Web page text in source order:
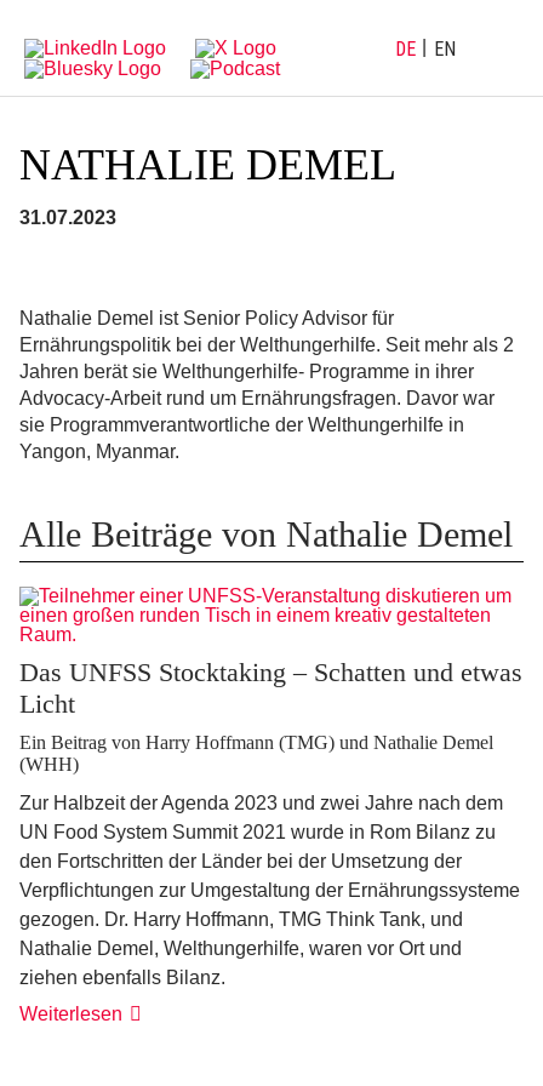
Hauptnavigation
Inhalt
DE EN
NATHALIE DEMEL
31.07.2023
Nathalie Demel ist Senior Policy Advisor für
Ernährungspolitik bei der Welthungerhilfe. Seit mehr als 2
Jahren berät sie Welthungerhilfe- Programme in ihrer
Advocacy-Arbeit rund um Ernährungsfragen. Davor war
sie Programmverantwortliche der Welthungerhilfe in
Yangon, Myanmar.
Alle Beiträge von Nathalie Demel
Das UNFSS Stocktaking – Schatten und etwas
Licht
Ein Beitrag von Harry Hoffmann (TMG) und Nathalie Demel
(WHH)
Zur Halbzeit der Agenda 2023 und zwei Jahre nach dem
UN Food System Summit 2021 wurde in Rom Bilanz zu
den Fortschritten der Länder bei der Umsetzung der
Verpflichtungen zur Umgestaltung der Ernährungssysteme
gezogen. Dr. Harry Hoffmann, TMG Think Tank, und
Nathalie Demel, Welthungerhilfe, waren vor Ort und
ziehen ebenfalls Bilanz.
Weiterlesen